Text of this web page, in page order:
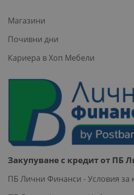
Магазини
Почивни дни
Кариера в Хоп Мебели
Закупуване с кредит от ПБ
ПБ Лични Финанси - Условия за